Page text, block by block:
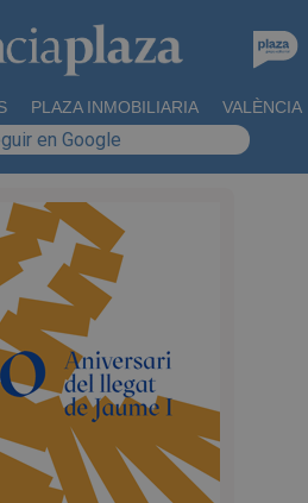
PLAZA INMOBILIARIA VALÈNCIA
en Google